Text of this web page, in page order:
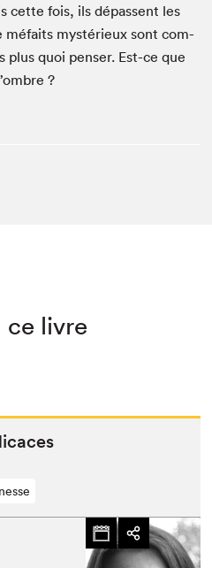
cette fois, ils dépassent les
méfaits mys­térieux sont com­
quoi penser. Est-ce que
?
ce livre